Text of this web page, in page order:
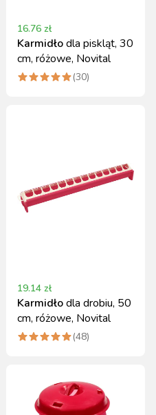
16.76 zł
Karmidłodla piskląt, 30
cm, różowe, Novital
(30)
19.14 zł
Karmidłodla drobiu, 50
cm, różowe, Novital
(48)